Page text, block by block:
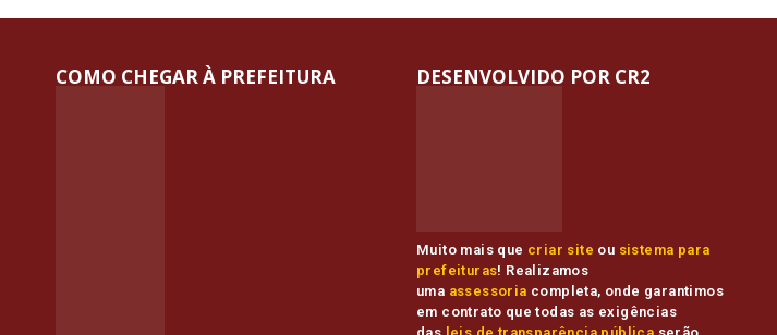
COMO CHEGAR À PREFEITURA
Muito mais que criar site ou sistema para
prefeituras! Realizamos
uma assessoria completa, onde garantimos
em contrato que todas as exigências
DESENVOLVIDO POR CR2